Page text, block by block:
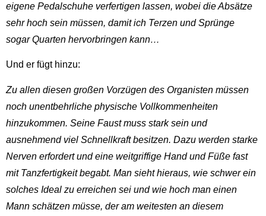
eigene Pedalschuhe verfertigen lassen, wobei die Absätze
sehr hoch sein müssen, damit ich Terzen und Sprünge
sogar Quarten hervorbringen kann…
Und er fügt hinzu:
Zu allen diesen großen Vorzügen des Organisten müssen
noch unentbehrliche physische Vollkommenheiten
hinzukommen. Seine Faust muss stark sein und
ausnehmend viel Schnellkraft besitzen. Dazu werden starke
Nerven erfordert und eine weitgriffige Hand und Füße fast
mit Tanzfertigkeit begabt. Man sieht hieraus, wie schwer ein
solches Ideal zu erreichen sei und wie hoch man einen
Mann schätzen müsse, der am weitesten an diesem